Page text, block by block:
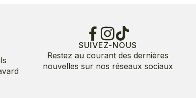
SUIVEZ-NOUS
Restez au courant des dernières
nouvelles sur nos réseaux sociaux